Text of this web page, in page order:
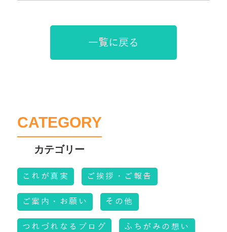
一覧に戻る
CATEGORY
これが真実 ご挨拶・ご報告
ご案内・お願い その他
つれづれなるブログ ふちがみの想い